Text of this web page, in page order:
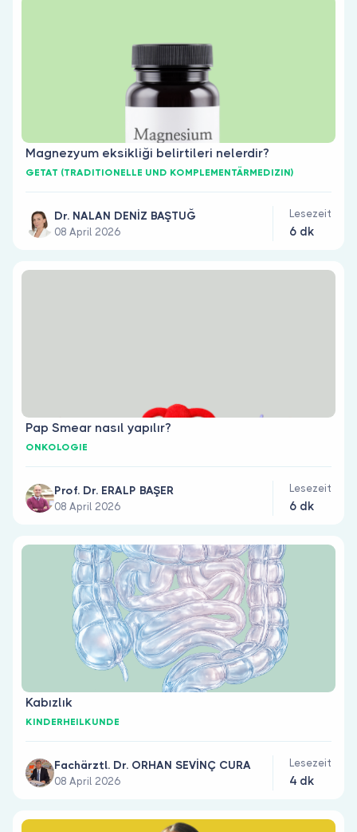
Magnezyum eksikliği belirtileri nelerdir?
GETAT (TRADITIONELLE UND KOMPLEMENTÄRMEDIZIN)
Dr. NALAN DENİZ BAŞTUĞ
08 April 2026
Lesezeit
6 dk
Pap Smear nasıl yapılır?
ONKOLOGIE
Prof. Dr. ERALP BAŞER
08 April 2026
Lesezeit
6 dk
Kabızlık
KINDERHEILKUNDE
Fachärztl. Dr. ORHAN SEVİNÇ CURA
08 April 2026
Lesezeit
4 dk